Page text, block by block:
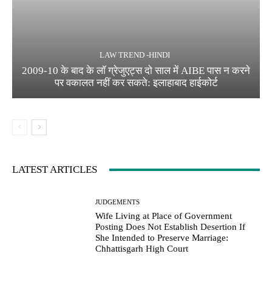
LAW TREND -HINDI
2009-10 के बाद के लॉ ग्रेजुएट्स दो साल में AIBE पास न करने
पर वकालत नहीं कर सकते: इलाहाबाद हाईकोर्ट
LATEST ARTICLES
JUDGEMENTS
Wife Living at Place of Government
Posting Does Not Establish Desertion If
She Intended to Preserve Marriage:
Chhattisgarh High Court